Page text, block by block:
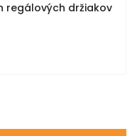
regálových držiakov